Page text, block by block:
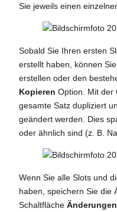
Sie jeweils einen
Sobald Sie Ihren ersten
erstellt haben, können
erstellen oder den
Kopieren Option. Mit der
gesamte Satz dupliziert
geändert werden. Dies
oder ähnlich sind (z. B.
Wenn Sie alle Slots und
haben, speichern Sie die
Schaltfläche